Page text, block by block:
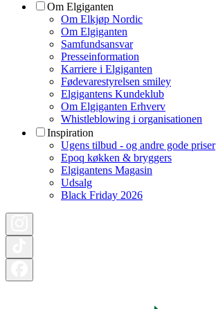
Om Elgiganten
Om Elkjøp Nordic
Om Elgiganten
Samfundsansvar
Presseinformation
Karriere i Elgiganten
Fødevarestyrelsen smiley
Elgigantens Kundeklub
Om Elgiganten Erhverv
Whistleblowing i organisationen
Inspiration
Ugens tilbud - og andre gode priser
Epoq køkken & bryggers
Elgigantens Magasin
Udsalg
Black Friday 2026